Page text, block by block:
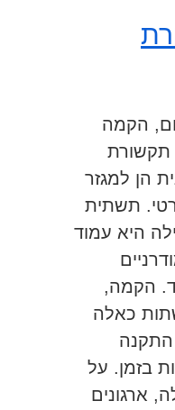
הקמה
תקשורת
הן למגזר
תשתית
היא עמוד
הקמה,
כאלה
התקנה
בזמן. על
ארגונים